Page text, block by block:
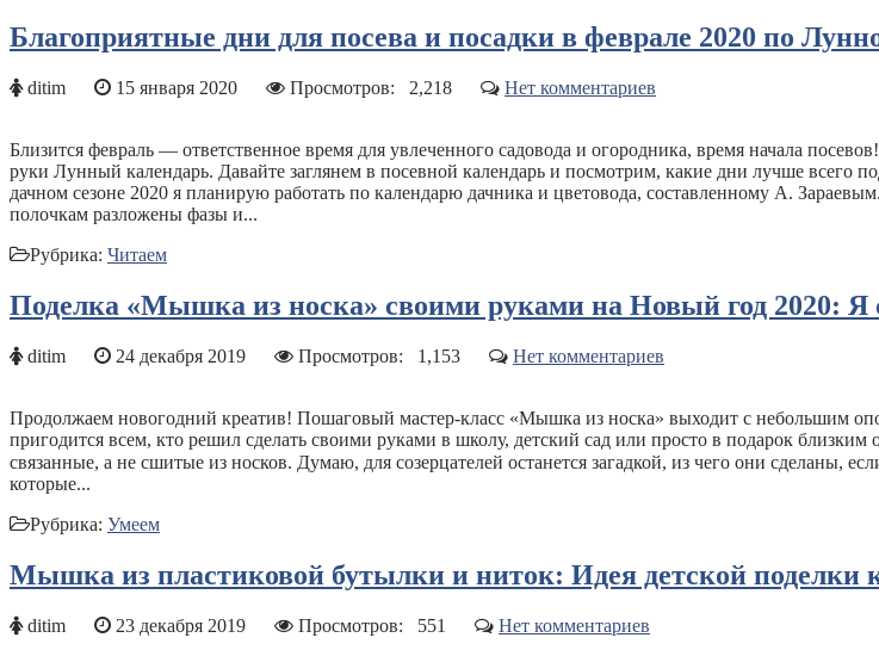
Благоприятные дни для посева и посадки в феврале 2020 по
ditim 15 января 2020 Просмотров: 2,218 Нет комментариев
Близится февраль — ответственное время для увлеченного садовода и огородника, время начала
руки Лунный календарь. Давайте заглянем в посевной календарь и посмотрим, какие дни лучше всего
дачном сезоне 2020 я планирую работать по календарю дачника и цветовода, составленному А.
полочкам разложены фазы и...
Рубрика: Читаем
Поделка «Мышка из носка» своими руками на Новый год 2020: Я
ditim 24 декабря 2019 Просмотров: 1,153 Нет комментариев
Продолжаем новогодний креатив! Пошаговый мастер-класс «Мышка из носка» выходит с небольшим
пригодится всем, кто решил сделать своими руками в школу, детский сад или просто в подарок
связанные, а не сшитые из носков. Думаю, для созерцателей останется загадкой, из чего они сделаны,
которые...
Рубрика: Умеем
Мышка из пластиковой бутылки и ниток: Идея детской поделки
ditim 23 декабря 2019 Просмотров: 551 Нет комментариев